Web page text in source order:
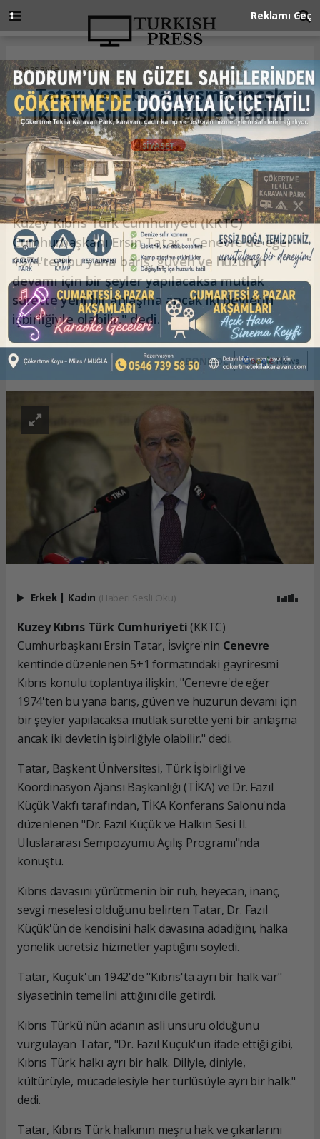
Anasayfa SİYASET
Tatar: Yeni bir anlaşma ancak
iki devletin işbirliğiyle olabilir
SİYASET
12.03.2025 - 13:22, Güncelleme: 12.03.2025 - 13:22
Kuzey Kıbrıs Türk Cumhuriyeti (KKTC)
Cumhurbaşkanı Ersin Tatar, "Cenevre'de eğer
1974'ten bu yana barış, güven ve huzurun
devamı için bir şeyler yapılacaksa mutlak
surette yeni bir anlaşma ancak iki devletin
işbirliğiyle olabilir." dedi.
ABONE OL
Erkek | Kadın (Haberi Sesli Oku)
Kuzey Kıbrıs Türk Cumhuriyeti (KKTC)
Cumhurbaşkanı Ersin Tatar, İsviçre'nin Cenevre
kentinde düzenlenen 5+1 formatındaki gayriresmi
Kıbrıs konulu toplantıya ilişkin, "Cenevre'de eğer
1974'ten bu yana barış, güven ve huzurun devamı için
bir şeyler yapılacaksa mutlak surette yeni bir anlaşma
ancak iki devletin işbirliğiyle olabilir." dedi.
Tatar, Başkent Üniversitesi, Türk İşbirliği ve
Koordinasyon Ajansı Başkanlığı (TİKA) ve Dr. Fazıl
Küçük Vakfı tarafından, TİKA Konferans Salonu'nda
düzenlenen "Dr. Fazıl Küçük ve Halkın Sesi II.
Uluslararası Sempozyumu Açılış Programı"nda
konuştu.
Kıbrıs davasını yürütmenin bir ruh, heyecan, inanç,
sevgi meselesi olduğunu belirten Tatar, Dr. Fazıl
Küçük'ün de kendisini halk davasına adadığını, halka
yönelik ücretsiz hizmetler yaptığını söyledi.
Tatar, Küçük'ün 1942'de "Kıbrıs'ta ayrı bir halk var"
siyasetinin temelini attığını dile getirdi.
Kıbrıs Türkü'nün adanın asli unsuru olduğunu
vurgulayan Tatar, "Dr. Fazıl Küçük'ün ifade ettiği gibi,
Kıbrıs Türk halkı ayrı bir halk. Diliyle, diniyle,
kültürüyle, mücadelesiyle her türlüsüyle ayrı bir halk."
dedi.
Tatar, Kıbrıs Türk halkının meşru hak ve çıkarlarını